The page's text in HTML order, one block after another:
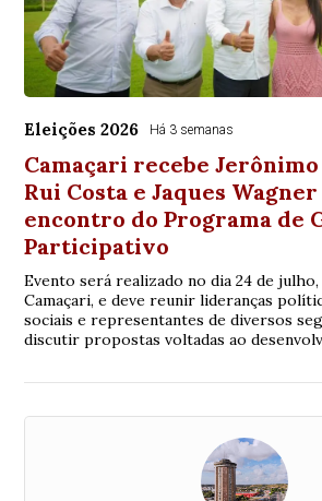
Eleições 2026 Há 3 semanas
Camaçari recebe
Rui Costa e Jaques
encontro do Programa de
Participativo
Evento será realizado no dia 24 de
Camaçari, e deve reunir lideranças
sociais e representantes de diversos
discutir propostas voltadas ao